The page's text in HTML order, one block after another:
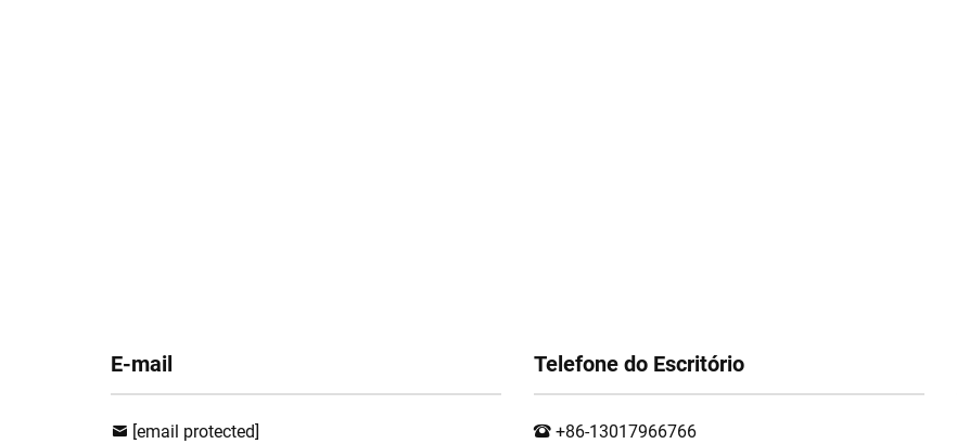
E-mail
[email protected]
Telefone do Escritório
+86-13017966766